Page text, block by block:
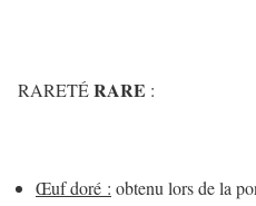
RARETÉRARE :
Œuf doré : obtenu lors de la